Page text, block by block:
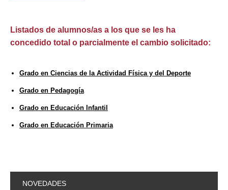
Listados de alumnos/as a los que se les ha
concedido total o parcialmente el cambio solicitado:
Grado en Ciencias de la Actividad Física y del Deporte
Grado en Pedagogía
Grado en Educación Infantil
Grado en Educación Primaria
NOVEDADES